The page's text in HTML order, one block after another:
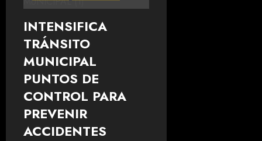
INTENSIFICA
TRÁNSITO
MUNICIPAL
PUNTOS DE
CONTROL PARA
PREVENIR
ACCIDENTES